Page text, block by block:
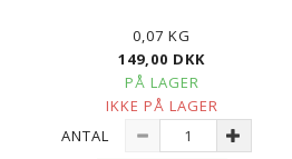
0,07 KG
149,00 DKK
PÅ LAGER
IKKE PÅ LAGER
ANTAL